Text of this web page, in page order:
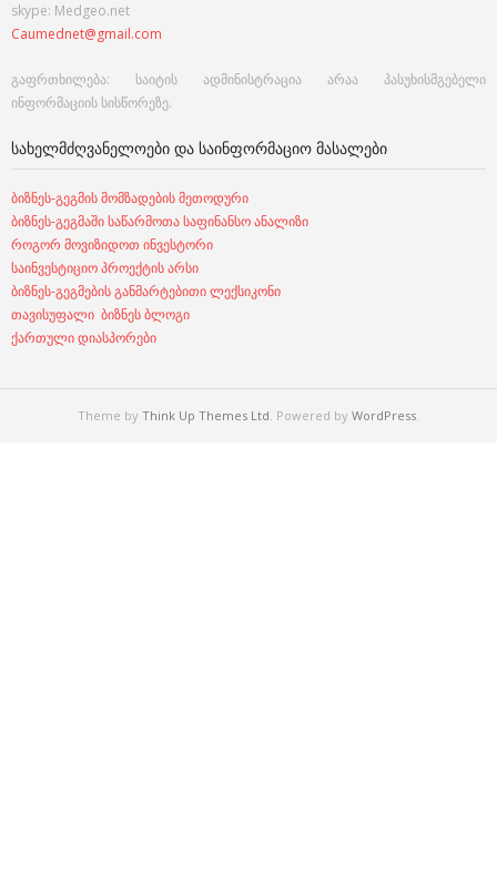
skype: Medgeo.net
Caumednet@gmail.com
გაფრთხილება: საიტის ადმინისტრაცია არაა პასუხისმგებელი
ინფორმაციის სისწორეზე.
ᲡᲐᲮᲔᲚᲛᲫᲦᲕᲐᲜᲔᲚᲝᲔᲑᲘ ᲓᲐ ᲡᲐᲘᲜᲤᲝᲠᲛᲐᲪᲘᲝ ᲛᲐᲡᲐᲚᲔᲑᲘ
ბიზნეს-გეგმის მომზადების მეთოდური
ბიზნეს-გეგმაში საწარმოთა საფინანსო ანალიზი
როგორ მოვიზიდოთ ინვესტორი
საინვესტიციო პროექტის არსი
ბიზნეს-გეგმების განმარტებითი ლექსიკონი
თავისუფალი ბიზნეს ბლოგი
ქართული დიასპორები
Theme by Think Up Themes Ltd. Powered by WordPress.